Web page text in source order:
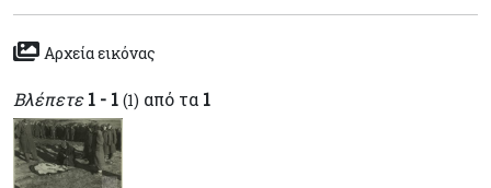
Αρχεία εικόνας
Βλέπετε 1 - 1 (1) από τα 1